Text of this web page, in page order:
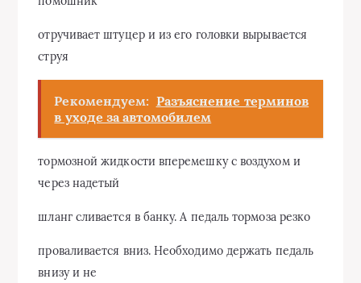
отручивает штуцер и из его головки вырывается
струя
Рекомендуем: Разъяснение терминов
в уходе за автомобилем
тормозной жидкости вперемешку с воздухом и
через надетый
шланг сливается в банку. А педаль тормоза резко
проваливается вниз. Необходимо держать педаль
внизу и не